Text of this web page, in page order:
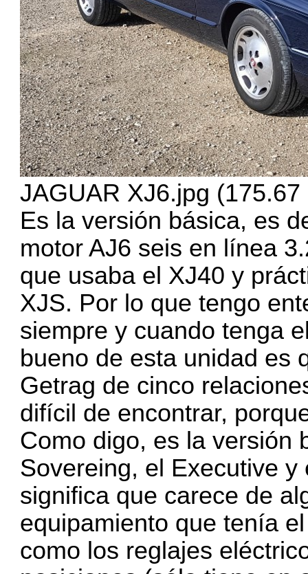
JAGUAR XJ6.jpg
Es la versión básica, es
motor AJ6 seis en línea
que usaba el XJ40 y
XJS. Por lo que tengo
siempre y cuando tenga
bueno de esta unidad es
Getrag de cinco
difícil de encontrar,
Como digo, es la versión
Sovereing, el Executive
significa que carece de
equipamiento que tenía
como los reglajes